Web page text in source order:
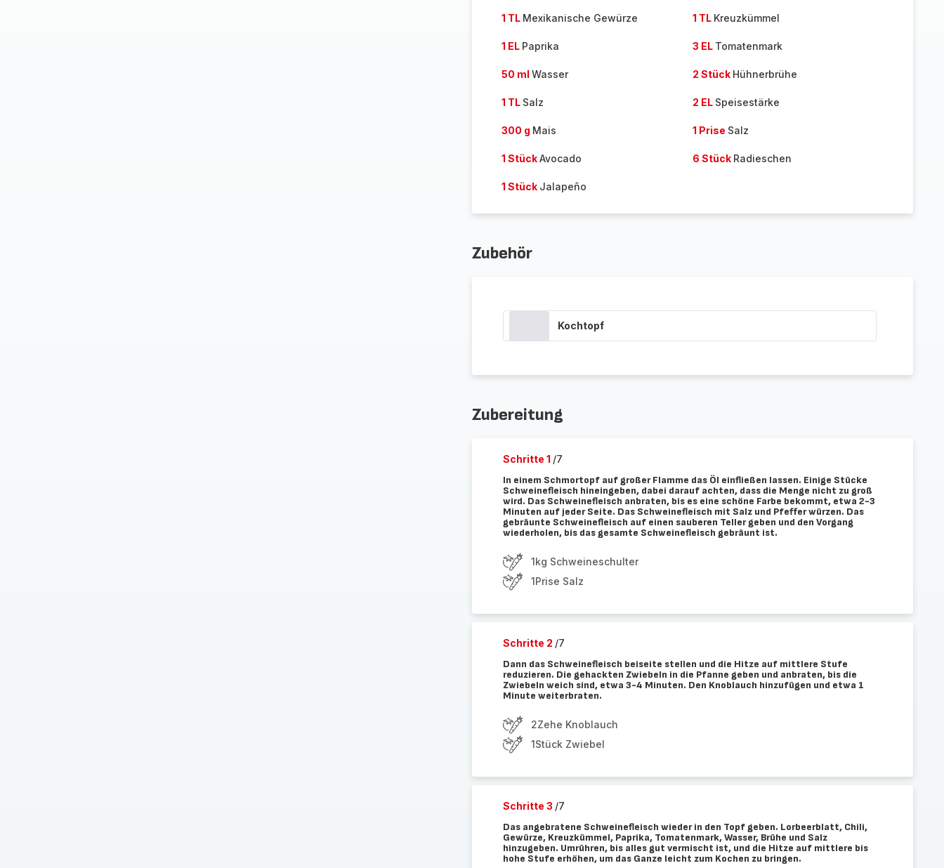
1 TL Mexikanische Gewürze 1 TL Kreuzkümmel
1 EL Paprika 3 EL Tomatenmark
50 ml Wasser 2 Stück Hühnerbrühe
1 TL Salz 2 EL Speisestärke
300 g Mais 1 Prise Salz
1 StückAvocado 6 Stück Radieschen
1 Stück Jalapeño
Zubehör
Kochtopf
Zubereitung
Schritte 1 /7
In einem Schmortopf auf großer Flamme das Öl einfließen lassen. Einige Stücke
Schweinefleisch hineingeben, dabei darauf achten, dass die Menge nicht zu groß
wird. Das Schweinefleisch anbraten, bis es eine schöne Farbe bekommt, etwa 2-3
Minuten auf jeder Seite. Das Schweinefleisch mit Salz und Pfeffer würzen. Das
gebräunte Schweinefleisch auf einen sauberen Teller geben und den Vorgang
wiederholen, bis das gesamte Schweinefleisch gebräunt ist.
1kg Schweineschulter
1Prise Salz
Schritte 2 /7
Dann das Schweinefleisch beiseite stellen und die Hitze auf mittlere Stufe
reduzieren. Die gehackten Zwiebeln in die Pfanne geben und anbraten, bis die
Zwiebeln weich sind, etwa 3-4 Minuten. Den Knoblauch hinzufügen und etwa 1
Minute weiterbraten.
2Zehe Knoblauch
1Stück Zwiebel
Schritte 3 /7
Das angebratene Schweinefleisch wieder in den Topf geben. Lorbeerblatt, Chili,
Gewürze, Kreuzkümmel, Paprika, Tomatenmark, Wasser, Brühe und Salz
hinzugeben. Umrühren, bis alles gut vermischt ist, und die Hitze auf mittlere bis
hohe Stufe erhöhen, um das Ganze leicht zum Kochen zu bringen.